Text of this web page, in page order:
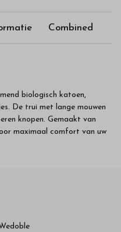
Combined
biologisch katoen,
De trui met lange mouwen
knopen. Gemaakt van
maximaal comfort van uw